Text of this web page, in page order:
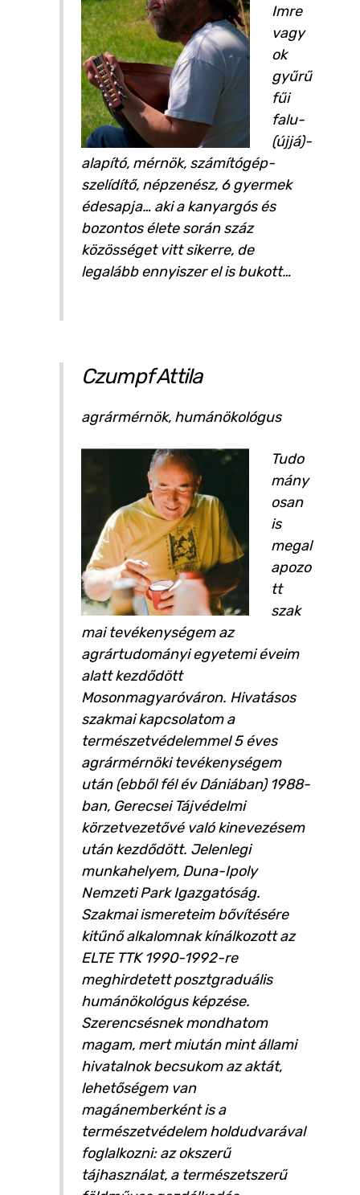
Imre
vagy
ok
gyűrű
fűi
falu-
(újjá)-
alapító, mérnök, számítógép-
szelídítő, népzenész, 6 gyermek
édesapja… aki a kanyargós és
bozontos élete során száz
közösséget vitt sikerre, de
legalább ennyiszer el is bukott…
Czumpf Attila
agrármérnök, humánökológus
Tudo
mány
osan
is
megal
apozo
tt
szak
mai tevékenységem az
agrártudományi egyetemi éveim
alatt kezdődött
Mosonmagyaróváron. Hivatásos
szakmai kapcsolatom a
természetvédelemmel 5 éves
agrármérnöki tevékenységem
után (ebből fél év Dániában) 1988-
ban, Gerecsei Tájvédelmi
körzetvezetővé való kinevezésem
után kezdődött. Jelenlegi
munkahelyem, Duna-Ipoly
Nemzeti Park Igazgatóság.
Szakmai ismereteim bővítésére
kitűnő alkalomnak kínálkozott az
ELTE TTK 1990-1992-re
meghirdetett posztgraduális
humánökológus képzése.
Szerencsésnek mondhatom
magam, mert miután mint állami
hivatalnok becsukom az aktát,
lehetőségem van
magánemberként is a
természetvédelem holdudvarával
foglalkozni: az okszerű
tájhasználat, a természetszerű